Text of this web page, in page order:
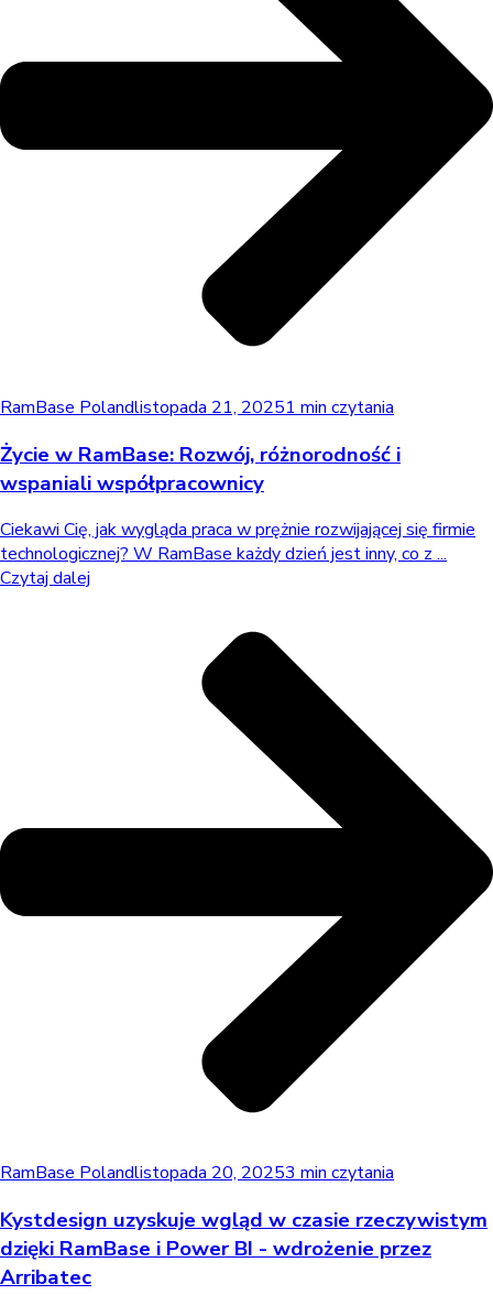
RamBase Polandlistopada 21, 20251 min czytania
Życie w RamBase: Rozwój, różnorodność i
wspaniali współpracownicy
Ciekawi Cię, jak wygląda praca w prężnie rozwijającej się firmie
technologicznej? W RamBase każdy dzień jest inny, co z ...
Czytaj dalej
RamBase Polandlistopada 20, 20253 min czytania
Kystdesign uzyskuje wgląd w czasie rzeczywistym
dzięki RamBase i Power BI - wdrożenie przez
Arribatec